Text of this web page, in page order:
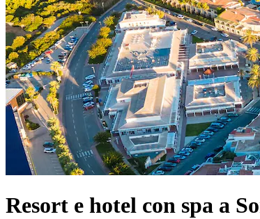
Resort e hotel con spa a